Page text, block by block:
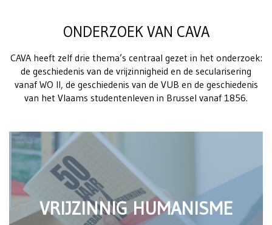
OnderzoekONDERZOEK VAN CAVA
CAVA heeft zelf drie thema’s centraal gezet in het onderzoek:
de geschiedenis van de vrijzinnigheid en de secularisering
vanaf WO II, de geschiedenis van de VUB en de geschiedenis
van het Vlaams studentenleven in Brussel vanaf 1856.
VRIJZINNIG HUMANISME